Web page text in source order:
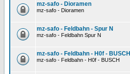
mz-safo - Dioramen
mz-safo - Dioramen
mz-safo - Feldbahn - Spur N
mz-safo - Feldbahn Spur N
mz-safo - Feldbahn - H0f - BUSCH
mz-safo - Feldbahn - H0f - BUSCH